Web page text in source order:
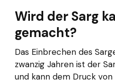
Wird der Sarg
gemacht?
Das Einbrechen des
zwanzig Jahren ist der
und kann dem Druck